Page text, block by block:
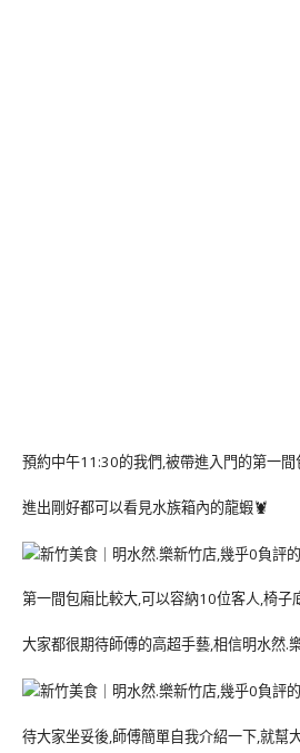
預約中午11:30的我們,被帶進入門的第一間
進出剛好都可以看見水族箱內的龍蝦🦞
第一間包廂比較大,可以容納10位客人,椅子
大家都很期待師傅的高超手藝,相信明水然.
待大家坐妥後,師傅簡單自我介紹一下,就幫